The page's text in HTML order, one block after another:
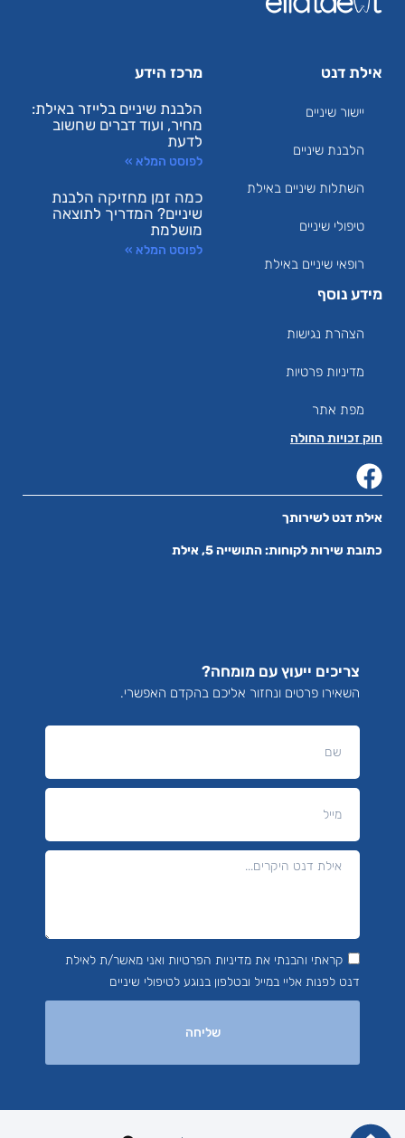
אילת דנט
יישור שיניים
הלבנת שיניים
השתלות שיניים באילת
טיפולי שיניים
רופאי שיניים באילת
מרכז הידע
הלבנת שיניים בלייזר באילת:
מחיר, ועוד דברים שחשוב
לדעת
לפוסט המלא »
כמה זמן מחזיקה הלבנת
שיניים? המדריך לתוצאה
מושלמת
לפוסט המלא »
מידע נוסף
הצהרת נגישות
מדיניות פרטיות
מפת אתר
חוק זכויות החולה
אילת דנט לשירותך
כתובת שירות לקוחות: התושייה 5, אילת
צריכים ייעוץ עם מומחה?
השאירו פרטים ונחזור אליכם בהקדם האפשרי.
קראתי והבנתי את מדיניות הפרטיות ואני מאשר/ת לאילת
דנט לפנות אליי במייל ובטלפון בנוגע לטיפולי שיניים
שליחה